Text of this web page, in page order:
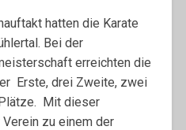
hatten die Karate
Bei der
erreichten die
Erste, drei Zweite, zwei
Mit dieser
zu einem der